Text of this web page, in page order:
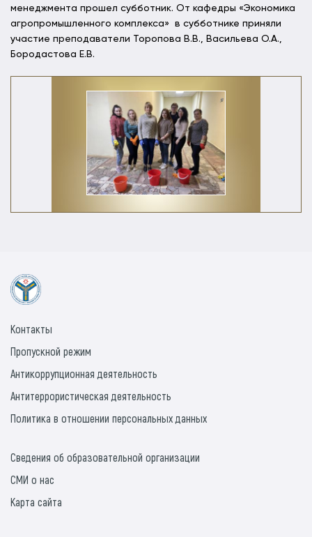
менеджмента прошел субботник. От кафедры «Экономика
агропромышленного комплекса» в субботнике приняли
участие преподаватели Торопова В.В., Васильева О.А.,
Бородастова Е.В.
Контакты
Пропускной режим
Антикоррупционная деятельность
Антитеррористическая деятельность
Политика в отношении персональных данных
Сведения об образовательной организации
СМИ о нас
Карта сайта